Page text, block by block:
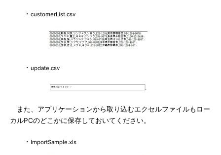
・ customerList.csv
・ update.csv
また、アプリケーションから取り込むエクセルファイルもロー
カルPCのどこかに保存しておいてください。
・ ImportSample.xls